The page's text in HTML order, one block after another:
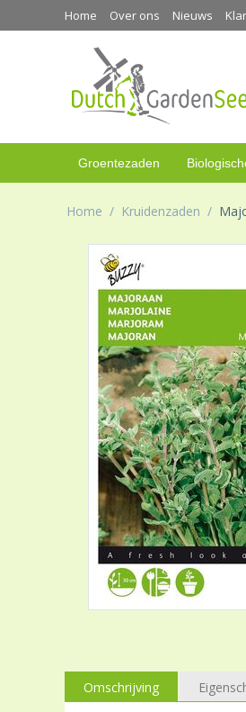
Home Over ons Nieuws
Groentezaden
Home / Kruidenzaden /
Omschrijving